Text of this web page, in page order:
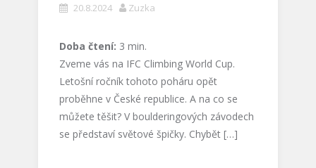
20.8.2024 Zuzka
Doba čtení: 3 min.
Zveme vás na IFC Climbing World Cup.
Letošní ročník tohoto poháru opět
proběhne v České republice. A na co se
můžete těšit? V boulderingových závodech
se představí světové špičky. Chybět […]